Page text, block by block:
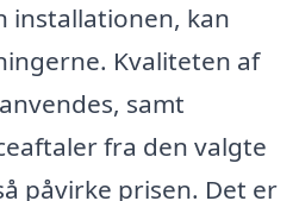
installationen, kan
Kvaliteten af
samt
fra den valgte
påvirke prisen. Det er